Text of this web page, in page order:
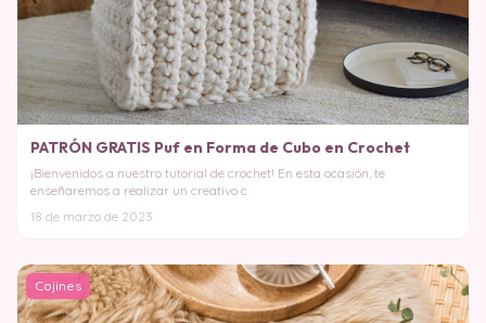
PATRÓN GRATIS Puf en Forma de Cubo en Crochet
¡Bienvenidos a nuestro tutorial de crochet! En esta ocasión, te
enseñaremos a realizar un creativo c
18 de marzo de 2023
Cojines